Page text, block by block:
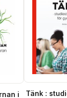
i
Tänk :